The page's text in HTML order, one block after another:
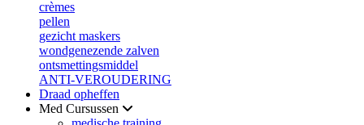
crèmes
pellen
gezicht maskers
wondgenezende zalven
ontsmettingsmiddel
ANTI-VEROUDERING
Draad opheffen
Med Cursussen